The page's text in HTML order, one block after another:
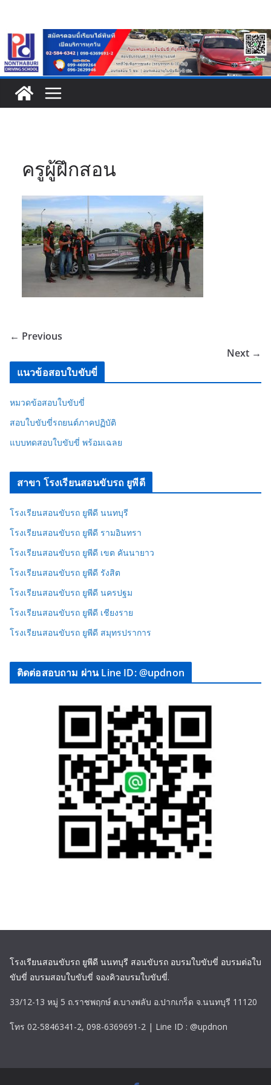
content
ครูผู้ฝึกสอน
← Previous
Next →
แนวข้อสอบใบขับขี่
หมวดข้อสอบใบขับขี่
สอบใบขับขี่รถยนต์ภาคปฏิบัติ
แบบทดสอบใบขับขี่ พร้อมเฉลย
สาขา โรงเรียนสอนขับรถ ยูพีดี
โรงเรียนสอนขับรถ ยูพีดี นนทบุรี
โรงเรียนสอนขับรถ ยูพีดี รามอินทรา
โรงเรียนสอนขับรถ ยูพีดี เขต คันนายาว
โรงเรียนสอนขับรถ ยูพีดี รังสิต
โรงเรียนสอนขับรถ ยูพีดี นครปฐม
โรงเรียนสอนขับรถ ยูพีดี เชียงราย
โรงเรียนสอนขับรถ ยูพีดี สมุทรปราการ
ติดต่อสอบถาม ผ่าน Line ID: @updnon
โรงเรียนสอนขับรถ ยูพีดี นนทบุรี สอนขับรถ อบรมใบขับขี่ อบรมต่อใบ
ขับขี่ อบรมสอบใบขับขี่ จองคิวอบรมใบขับขี่.
33/12-13 หมู่ 5 ถ.ราชพฤกษ์ ต.บางพลับ อ.ปากเกร็ด จ.นนทบุรี 11120
โทร 02-5846341-2, 098-6369691-2 | Line ID : @updnon